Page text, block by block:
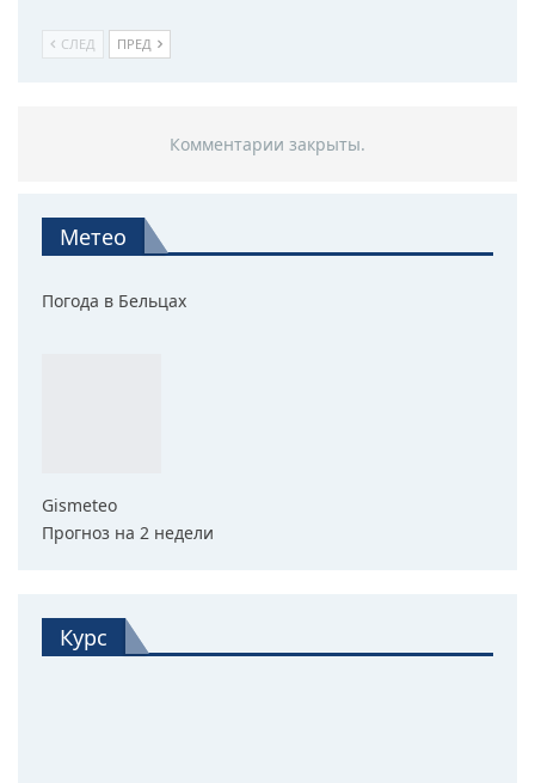
СЛЕД ПРЕД
Комментарии закрыты.
Метео
Погода в Бельцах
Gismeteo
Прогноз на 2 недели
Курс